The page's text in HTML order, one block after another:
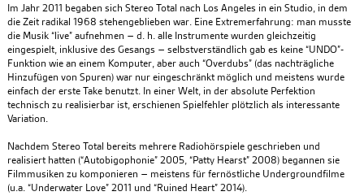
Im Jahr 2011 begaben sich Stereo Total nach Los Angeles in ein Studio, in dem
die Zeit radikal 1968 stehengeblieben war. Eine Extremerfahrung: man musste
die Musik “live” aufnehmen – d. h. alle Instrumente wurden gleichzeitig
eingespielt, inklusive des Gesangs – selbstverständlich gab es keine “UNDO”-
Funktion wie an einem Komputer, aber auch “Overdubs” (das nachträgliche
Hinzufügen von Spuren) war nur eingeschränkt möglich und meistens wurde
einfach der erste Take benutzt. In einer Welt, in der absolute Perfektion
technisch zu realisierbar ist, erschienen Spielfehler plötzlich als interessante
Variation.
Nachdem Stereo Total bereits mehrere Radiohörspiele geschrieben und
realisiert hatten (“Autobigophonie” 2005, “Patty Hearst” 2008) begannen sie
Filmmusiken zu komponieren – meistens für fernöstliche Undergroundfilme
(u.a. “Underwater Love” 2011 und “Ruined Heart” 2014).